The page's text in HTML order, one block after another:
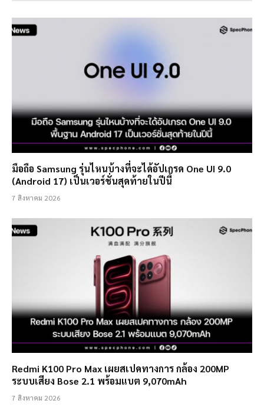
มือถือ Samsung รุ่นไหนบ้างที่จะได้อัปเกรด One UI 9.0
(Android 17) เป็นเวอร์ชั่นสุดท้ายในปีนี้
7 สิงหาคม 2026
Redmi K100 Pro Max เผยสเปคทางการ กล้อง 200MP
ระบบเสียง Bose 2.1 พร้อมแบต 9,070mAh
7 สิงหาคม 2026